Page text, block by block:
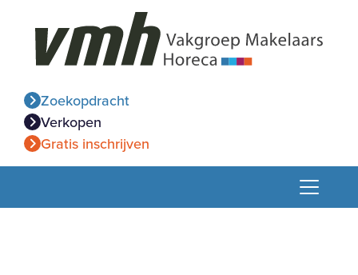
Zoekopdracht
Verkopen
Gratis inschrijven